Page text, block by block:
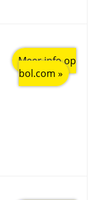
Meer info op
bol.com »